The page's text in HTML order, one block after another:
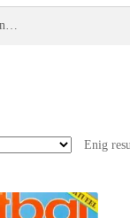
Enig